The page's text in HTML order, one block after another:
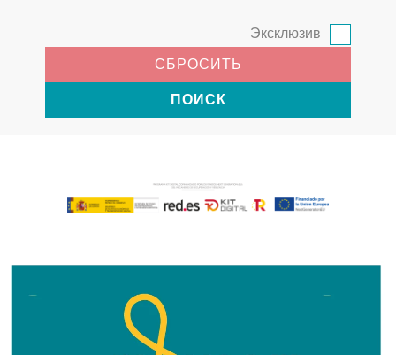
Эксклюзив
СБРОСИТЬ
ПОИСК